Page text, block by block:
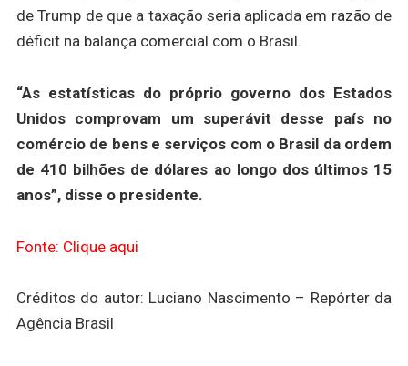
de Trump de que a taxação seria aplicada em razão de
déficit na balança comercial com o Brasil.
“As estatísticas do próprio governo dos Estados
Unidos comprovam um superávit desse país no
comércio de bens e serviços com o Brasil da ordem
de 410 bilhões de dólares ao longo dos últimos 15
anos”, disse o presidente.
Fonte: Clique aqui
Créditos do autor: Luciano Nascimento – Repórter da
Agência Brasil